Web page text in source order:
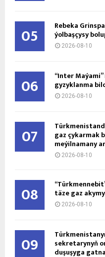
05 Rebeka
ýolbaşçysy
2026-08-10
06 “Inter
gyzyklanma
2026-08-10
07 gaz çykarmak
meýilnamany
2026-08-10
08 täze gaz
2026-08-10
09 sekretarynyň
duşuşyga